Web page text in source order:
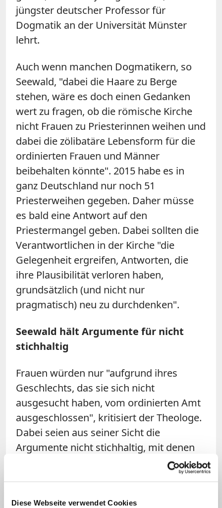
Diese Webseite verwendet Cookies
jüngster deutscher Professor für
Dogmatik an der Universität Münster
lehrt.
Auch wenn manchen Dogmatikern, so
Seewald, "dabei die Haare zu Berge
stehen, wäre es doch einen Gedanken
wert zu fragen, ob die römische Kirche
nicht Frauen zu Priesterinnen weihen und
dabei die zölibatäre Lebensform für die
ordinierten Frauen und Männer
beibehalten könnte". 2015 habe es in
ganz Deutschland nur noch 51
Priesterweihen gegeben. Daher müsse
es bald eine Antwort auf den
Priestermangel geben. Dabei sollten die
Verantwortlichen in der Kirche "die
Gelegenheit ergreifen, Antworten, die
ihre Plausibilität verloren haben,
grundsätzlich (und nicht nur
pragmatisch) neu zu durchdenken".
Seewald hält Argumente für nicht
stichhaltig
Frauen würden nur "aufgrund ihres
Geschlechts, das sie sich nicht
ausgesucht haben, vom ordinierten Amt
ausgeschlossen", kritisiert der Theologe.
Dabei seien aus seiner Sicht die
Argumente nicht stichhaltig, mit denen
immer wieder begründet werde, dass
Papst Johannes Paul II. (1978-2005) das